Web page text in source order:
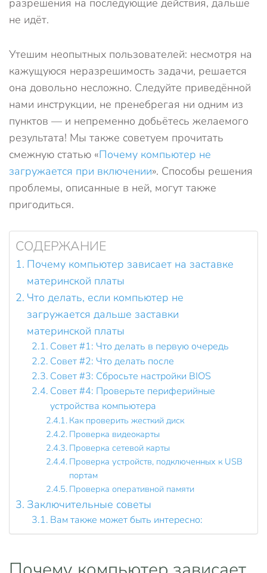
разрешения на последующие действия, дальше
не идёт.
Утешим неопытных пользователей: несмотря на
кажущуюся неразрешимость задачи, решается
она довольно несложно. Следуйте приведённой
нами инструкции, не пренебрегая ни одним из
пунктов — и непременно добьётесь желаемого
результата! Мы также советуем прочитать
смежную статью «Почему компьютер не
загружается при включении». Способы решения
проблемы, описанные в ней, могут также
пригодиться.
СОДЕРЖАНИЕ
Почему компьютер зависает на заставке
материнской платы
Что делать, если компьютер не
загружается дальше заставки
материнской платы
Совет #1: Что делать в первую очередь
Совет #2: Что делать после
Совет #3: Сбросьте настройки BIOS
Совет #4: Проверьте периферийные
устройства компьютера
Как проверить жесткий диск
Проверка видеокарты
Проверка сетевой карты
Проверка устройств, подключенных к USB
портам
Проверка оперативной памяти
Заключительные советы
Вам также может быть интересно: